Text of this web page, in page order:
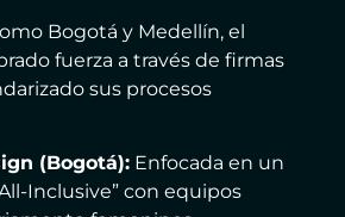
Bogotá y Medellín, el
fuerza a través de firmas
sus procesos
(Bogotá):Enfocada en un
Inclusive” con equipos